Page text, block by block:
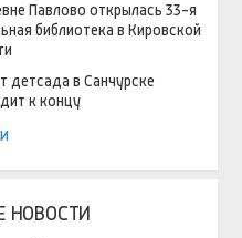
Павлово открылась 33-я
библиотека в Кировской
детсада в Санчурске
к концу
НОВОСТИ